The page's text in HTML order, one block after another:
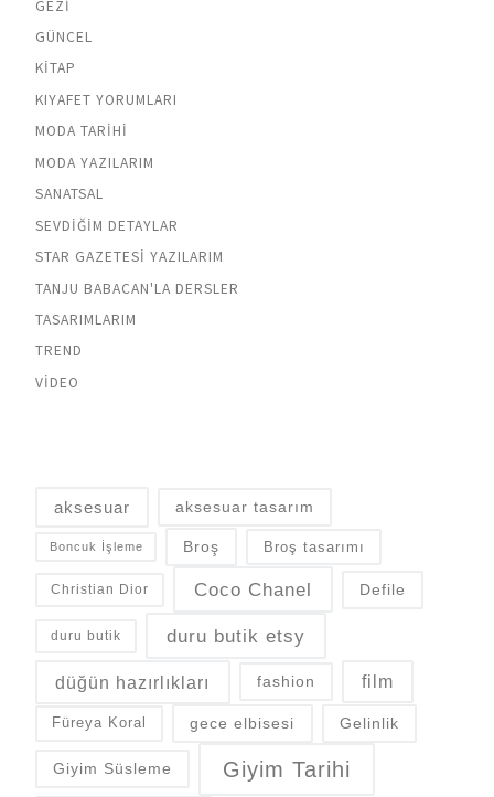
GEZI
GÜNCEL
KITAP
KIYAFET YORUMLARI
MODA TARIHI
MODA YAZILARIM
SANATSAL
SEVDIĞIM DETAYLAR
STAR GAZETESI YAZILARIM
TANJU BABACAN'LA DERSLER
TASARIMLARIM
TREND
VIDEO
aksesuar aksesuar tasarım
Boncuk İşleme Broş Broş tasarımı
Christian Dior Coco Chanel Defile
duru butik duru butik etsy
düğün hazırlıkları fashion film
Füreya Koral gece elbisesi Gelinlik
Giyim Süsleme Giyim Tarihi